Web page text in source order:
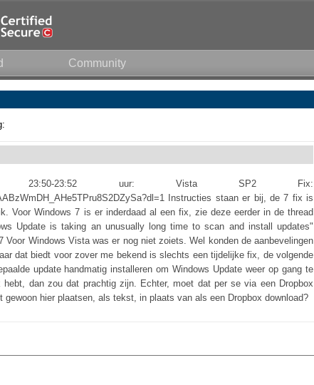
Community
23:50-23:52 uur: Vista SP2 Fix:
Instructies staan er bij, de 7 fix is
Voor Windows 7 is er inderdaad al een fix, zie deze eerder in de thread
Update is taking an unusually long time to scan and install updates"
Voor Windows Vista was er nog niet zoiets. Wel konden de aanbevelingen
dat biedt voor zover me bekend is slechts een tijdelijke fix, de volgende
update handmatig installeren om Windows Update weer op gang te
dan zou dat prachtig zijn. Echter, moet dat per se via een Dropbox
hier plaatsen, als tekst, in plaats van als een Dropbox download?